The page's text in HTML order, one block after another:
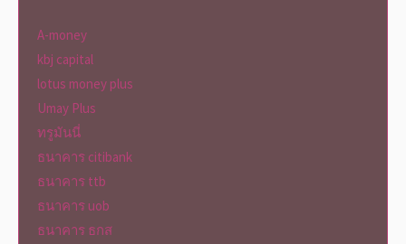
A-money
kbj capital
lotus money plus
Umay Plus
ทรูมันนี่
ธนาคาร citibank
ธนาคาร ttb
ธนาคาร uob
ธนาคาร ธกส